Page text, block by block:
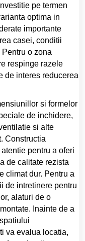
pe termen
optima in
importante
casei, conditii
o zona
respinge razele
de interes reducerea
si formelor
de inchidere,
si alte
Constructia
pentru a oferi
de calitate rezista
climat dur. Pentru a
de intretinere pentru
alaturi de o
Inainte de a
va evalua locatia,